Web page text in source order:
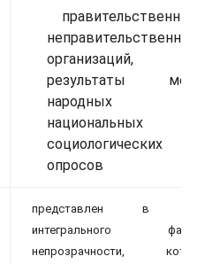
правительственных и
неправительственных
организаций,
результаты между
народных и
национальных
социологических
опросов
представлен в виде
интегрального фактора
непрозрачности, который